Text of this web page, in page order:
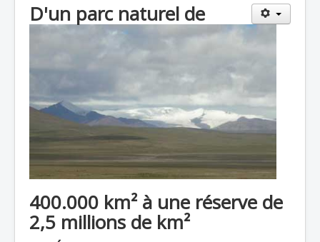
D'un parc naturel de
400.000 km² à une réserve de
2,5 millions de km²